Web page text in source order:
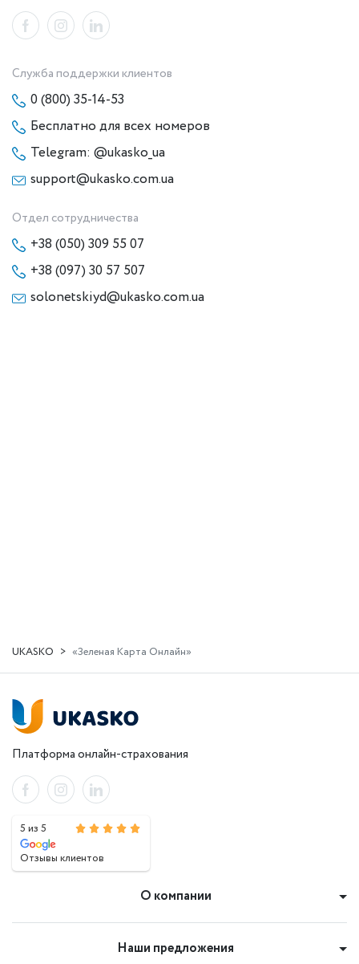
Служба поддержки клиентов
0 (800) 35-14-53
Бесплатно для всех номеров
Telegram: @ukasko_ua
support@ukasko.com.ua
Отдел сотрудничества
+38 (050) 309 55 07
+38 (097) 30 57 507
solonetskiyd@ukasko.com.ua
UKASKO «Зеленая Карта Онлайн»
Платформа онлайн-страхования
5 из 5
Отзывы клиентов
О компании
Наши предложения